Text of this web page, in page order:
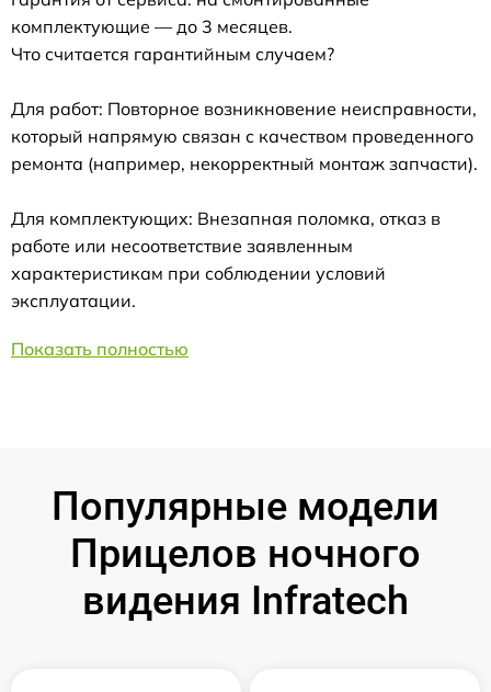
комплектующие — до 3 месяцев.
Что считается гарантийным случаем?
Для работ: Повторное возникновение неисправности,
который напрямую связан с качеством проведенного
ремонта (например, некорректный монтаж запчасти).
Для комплектующих: Внезапная поломка, отказ в
работе или несоответствие заявленным
характеристикам при соблюдении условий
эксплуатации.
Показать полностью
Популярные модели
Прицелов ночного
видения Infratech